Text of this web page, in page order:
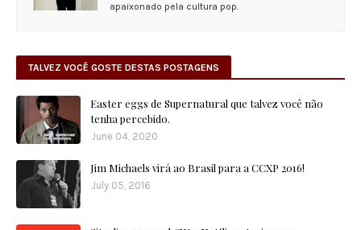
apaixonado pela cultura pop.
TALVEZ VOCÊ GOSTE DESTAS POSTAGENS
Easter eggs de Supernatural que talvez você não
tenha percebido.
June 04, 2020
Jim Michaels virá ao Brasil para a CCXP 2016!
July 05, 2016